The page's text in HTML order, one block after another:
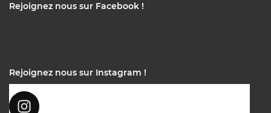
Rejoignez nous sur Facebook !
Rejoignez nous sur Instagram !